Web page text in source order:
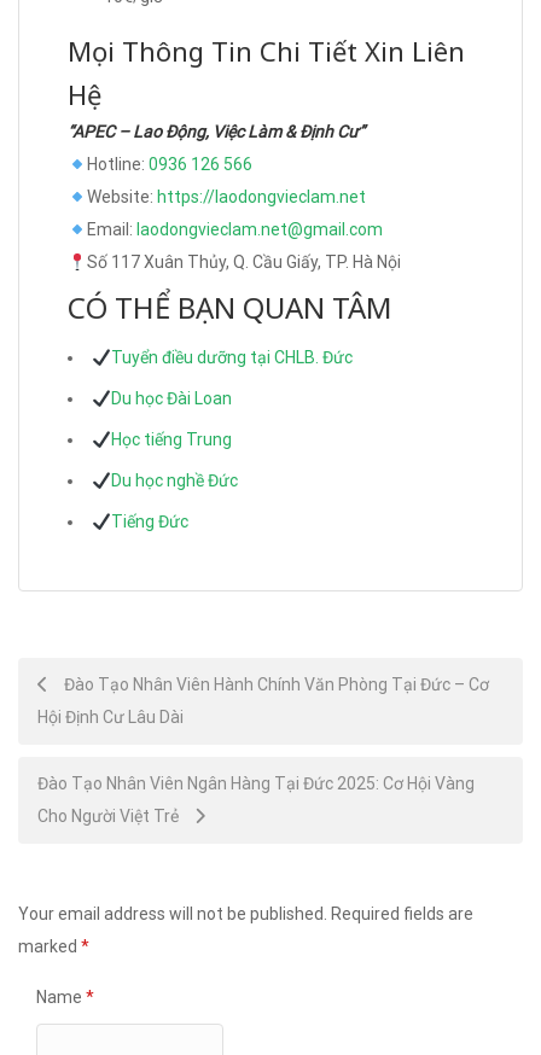
Mọi Thông Tin Chi Tiết Xin Liên
Hệ
“APEC – Lao Động, Việc Làm & Định Cư”
Hotline: 0936 126 566
Website: https://laodongvieclam.net
Email: laodongvieclam.net@gmail.com
Số 117 Xuân Thủy, Q. Cầu Giấy, TP. Hà Nội
CÓ THỂ BẠN QUAN TÂM
Tuyển điều dưỡng tại CHLB. Đức
Du học Đài Loan
Học tiếng Trung
Du học nghề Đức
Tiếng Đức
Post
navigation
Đào Tạo Nhân Viên Hành Chính Văn Phòng Tại Đức – Cơ
Hội Định Cư Lâu Dài
Đào Tạo Nhân Viên Ngân Hàng Tại Đức 2025: Cơ Hội Vàng
Cho Người Việt Trẻ
Your email address will not be published. Required fields are
marked *
Name *